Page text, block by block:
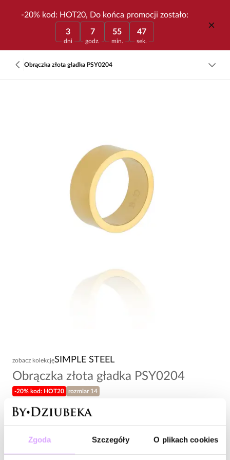
Zgoda Szczegóły O plikach cookies
-20% kod: HOT20, Do końca promocji zostało:
3
dni
7
godz.
55
min.
47
sek.
Obrączka złota gładka PSY0204
zobacz kolekcjęSIMPLE STEEL
Obrączka złota gładka PSY0204
-20% kod: HOT20 rozmiar 14
64,00 zł
Zapytaj o produkt